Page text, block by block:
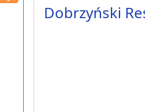
Dobrzyński